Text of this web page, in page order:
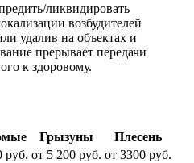
ликвидировать
возбудителей
удалив на объектах и
прерывает передачи
к здоровому.
Грызуны
Плесень
руб. от 5 200 руб. от 3300 руб.